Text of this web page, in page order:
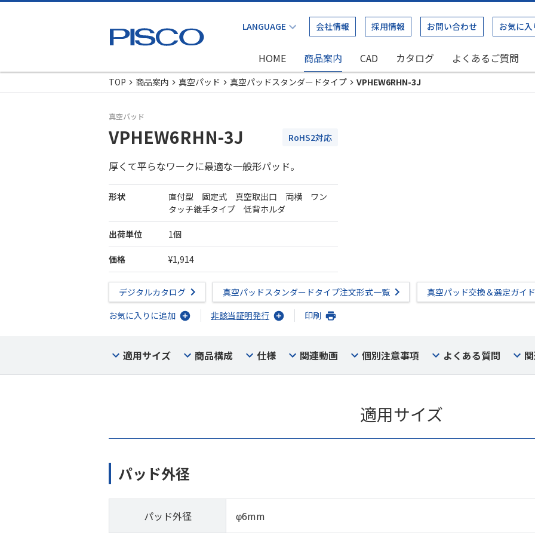
会社情報 採用情報 お問い合わせ お気に入
HOME 商品案内 CAD カタログ よくあるご質問
TOP
商品案内 真空パッド 真空パッドスタンダードタイプ VPHEW6RHN-3J
真空パッド
VPHEW6RHN-3J RoHS2対応
厚くて平らなワークに最適な一般形パッド。
形状
直付型 固定式 真空取出口 両横 ワン
タッチ継手タイプ 低背ホルダ
出荷単位 1個
価格 ¥1,914
デジタルカタログ 真空パッドスタンダードタイプ注文形式一覧
真空パッド交換＆選定ガイド
お気に入りに追加
非該当証明発行 印刷
適用サイズ 商品構成 仕様 関連動画 個別注意事項 よくある質問
適用サイズ
パッド外径
パッド外径 φ6mm